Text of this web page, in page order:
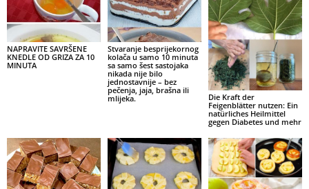
NAPRAVITE SAVRŠENE
KNEDLE OD GRIZA ZA 10
MINUTA
Stvaranje besprijekornog
kolača u samo 10 minuta
sa samo šest sastojaka
nikada nije bilo
jednostavnije – bez
pečenja, jaja, brašna ili
mlijeka.
Die Kraft der
Feigenblätter nutzen: Ein
natürliches Heilmittel
gegen Diabetes und mehr